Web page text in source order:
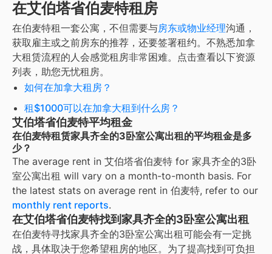
在艾伯塔省伯麦特租房
在伯麦特租一套公寓，不但需要与房东或物业经理沟通，
获取雇主或之前房东的推荐，还要签署租约。不熟悉加拿
大租赁流程的人会感觉租房非常困难。点击查看以下资源
列表，助您无忧租房。
如何在加拿大租房？
租$1000可以在加拿大租到什么房？
艾伯塔省伯麦特平均租金
在伯麦特租赁家具齐全的3卧室公寓出租的平均租金是多
少？
The average rent in 艾伯塔省伯麦特 for 家具齐全的3卧
室公寓出租 will vary on a month-to-month basis. For
the latest stats on average rent in 伯麦特, refer to our
monthly rent reports.
在艾伯塔省伯麦特找到家具齐全的3卧室公寓出租
在伯麦特寻找家具齐全的3卧室公寓出租可能会有一定挑
战，具体取决于您希望租房的地区。为了提高找到可负担